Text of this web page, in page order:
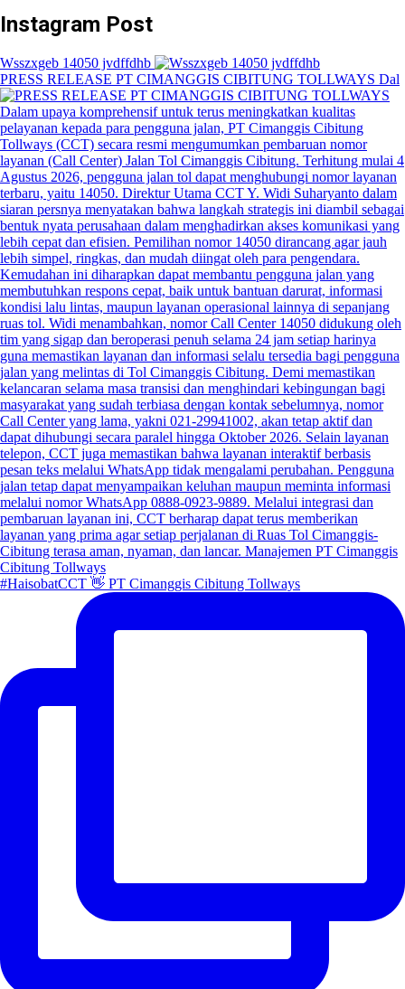
Instagram Post
Wsszxgeb 14050 jvdffdhb
PRESS RELEASE PT CIMANGGIS CIBITUNG TOLLWAYS Dal
#HaisobatCCT 👋 PT Cimanggis Cibitung Tollways